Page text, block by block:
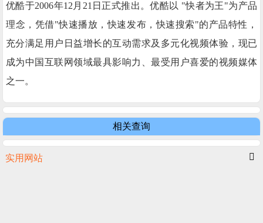
优酷于2006年12月21日正式推出。优酷以 "快者为王"为产品
理念，凭借"快速播放，快速发布，快速搜索"的产品特性，
充分满足用户日益增长的互动需求及多元化视频体验，现已
成为中国互联网领域最具影响力、最受用户喜爱的视频媒体
之一。
相关查询
实用网站